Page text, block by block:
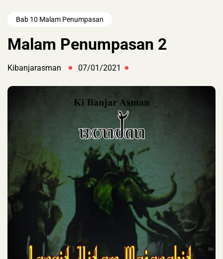
Bab 10 Malam Penumpasan
Malam Penumpasan 2
Kibanjarasman 07/01/2021